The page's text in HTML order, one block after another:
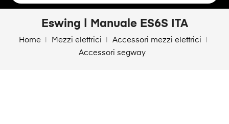
Eswing | Manuale ES6S ITA
Home Mezzi elettrici
Accessori mezzi elettrici
Accessori segway